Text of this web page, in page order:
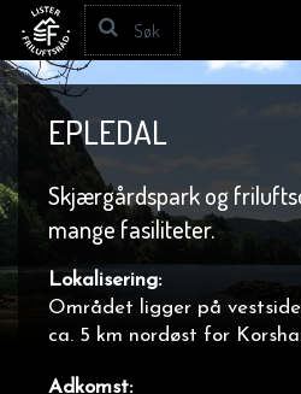
EPLEDAL
Skjærgårdspark og
mange fasiliteter.
Lokalisering:
Området ligger på
ca. 5 km nordøst for
Adkomst: